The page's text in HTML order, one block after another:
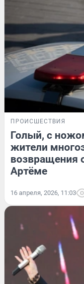
ПРОИСШЕСТВИЯ
Голый, с
жители
возвращения
Артёме
16 апреля, 2026, 11:03